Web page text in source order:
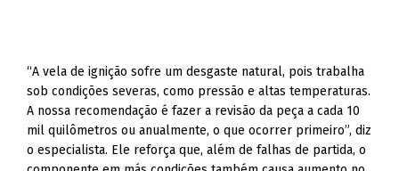
“A vela de ignição sofre um desgaste natural, pois trabalha
sob condições severas, como pressão e altas temperaturas.
A nossa recomendação é fazer a revisão da peça a cada 10
mil quilômetros ou anualmente, o que ocorrer primeiro”, diz
o especialista. Ele reforça que, além de falhas de partida, o